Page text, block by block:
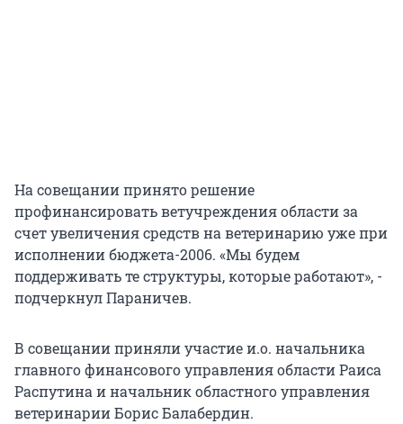
На совещании принято решение
профинансировать ветучреждения области за
счет увеличения средств на ветеринарию уже при
исполнении бюджета-2006. «Мы будем
поддерживать те структуры, которые работают», -
подчеркнул Параничев.
В совещании приняли участие и.о. начальника
главного финансового управления области Раиса
Распутина и начальник областного управления
ветеринарии Борис Балабердин.